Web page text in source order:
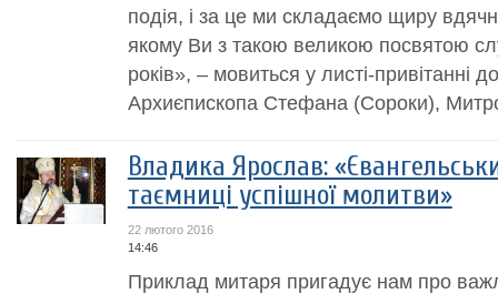
подія, і за це ми складаємо щиру
якому Ви з такою великою посвятою
років», – мовиться у листі-привітанні
Архиєпископа Стефана (Сороки),
Владика Ярослав:
таємниці успішної молитви»
22 лютого 2016
14:46
Приклад митаря пригадує нам про